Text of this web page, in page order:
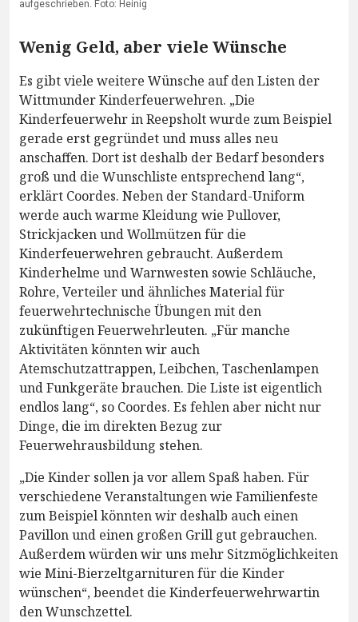
aufgeschrieben. Foto: Heinig
Wenig Geld, aber viele Wünsche
Es gibt viele weitere Wünsche auf den Listen der
Wittmunder Kinderfeuerwehren. „Die
Kinderfeuerwehr in Reepsholt wurde zum Beispiel
gerade erst gegründet und muss alles neu
anschaffen. Dort ist deshalb der Bedarf besonders
groß und die Wunschliste entsprechend lang“,
erklärt Coordes. Neben der Standard-Uniform
werde auch warme Kleidung wie Pullover,
Strickjacken und Wollmützen für die
Kinderfeuerwehren gebraucht. Außerdem
Kinderhelme und Warnwesten sowie Schläuche,
Rohre, Verteiler und ähnliches Material für
feuerwehrtechnische Übungen mit den
zukünftigen Feuerwehrleuten. „Für manche
Aktivitäten könnten wir auch
Atemschutzattrappen, Leibchen, Taschenlampen
und Funkgeräte brauchen. Die Liste ist eigentlich
endlos lang“, so Coordes. Es fehlen aber nicht nur
Dinge, die im direkten Bezug zur
Feuerwehrausbildung stehen.
„Die Kinder sollen ja vor allem Spaß haben. Für
verschiedene Veranstaltungen wie Familienfeste
zum Beispiel könnten wir deshalb auch einen
Pavillon und einen großen Grill gut gebrauchen.
Außerdem würden wir uns mehr Sitzmöglichkeiten
wie Mini-Bierzeltgarnituren für die Kinder
wünschen“, beendet die Kinderfeuerwehrwartin
den Wunschzettel.